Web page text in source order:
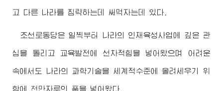
고 다른 나라를 침략하는데 써먹자는데 있다.
조선로동당은 일찍부터 나라의 인재육성사업에 깊은 관
심을 돌리고 교육발전에 선차적힘을 넣어왔으며 어려운
속에서도 나라의 과학기술을 세계적수준에 올려세우기 위
함에 천만자루의 품을 넣어왔다.